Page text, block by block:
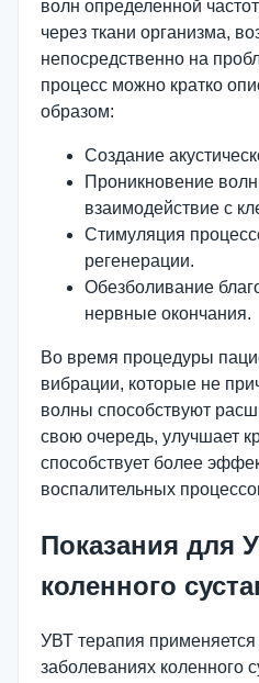
волн определенной
через ткани организма,
непосредственно на
процесс можно кратко
образом:
Создание
Проникновение
взаимодействие с
Стимуляция
регенерации.
Обезболивание
нервные окончания.
Во время процедуры
вибрации, которые не
волны способствуют
свою очередь, улучшает
способствует более
воспалительных
Показания для
коленного
УВТ терапия
заболеваниях коленного